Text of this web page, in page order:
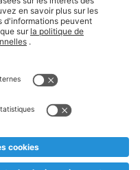
légales
et jusqu'à
nous serions
Recupel et TVA incl.
masculine a été adoptée